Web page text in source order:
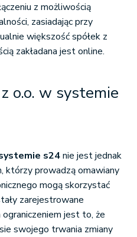
z możliwością
zasiadając przy
większość spółek z
zakładana jest online.
o.o. w systemie
s24nie jest jednak
którzy prowadzą omawiany
mogą skorzystać
zarejestrowane
jest to, że
swojego trwania zmiany